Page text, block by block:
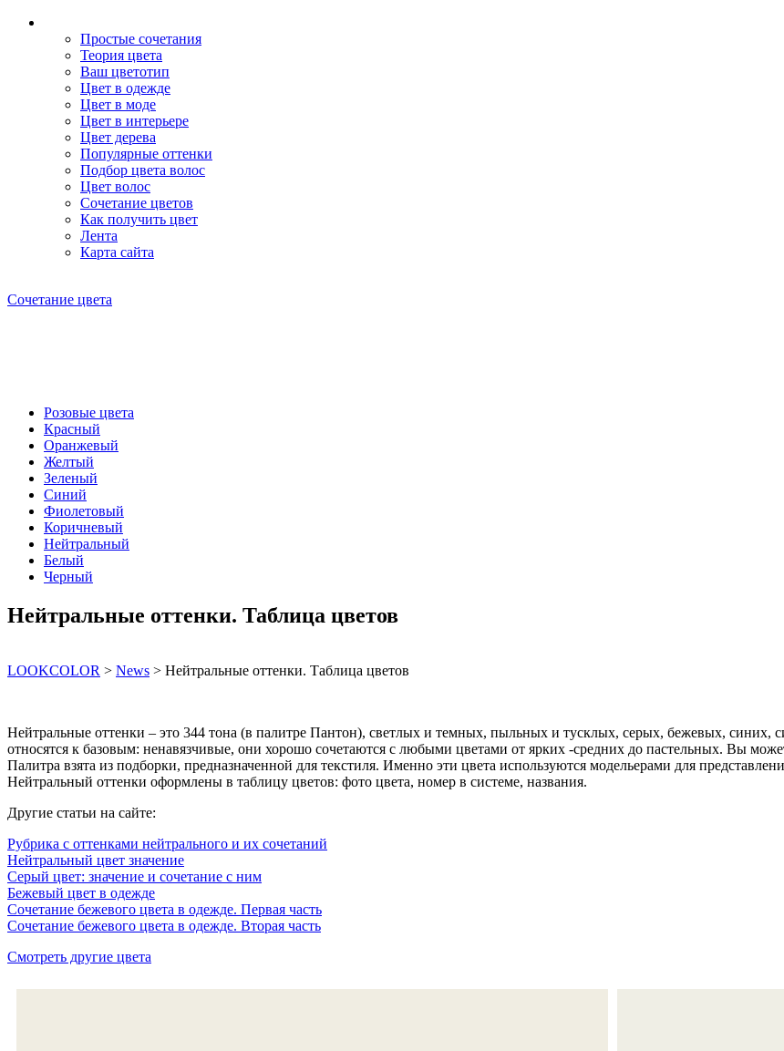
Простые сочетания
Теория цвета
Ваш цветотип
Цвет в одежде
Цвет в моде
Цвет в интерьере
Цвет дерева
Популярные оттенки
Подбор цвета волос
Цвет волос
Сочетание цветов
Как получить цвет
Лента
Карта сайта
Сочетание цвета
Розовые цвета
Красный
Оранжевый
Желтый
Зеленый
Синий
Фиолетовый
Коричневый
Нейтральный
Белый
Черный
Нейтральные оттенки. Таблица цветов
LOOKCOLOR > News > Нейтральные оттенки. Таблица цветов
Нейтральные оттенки – это 344 тона (в палитре Пантон), светлых и темных, пыльных и тусклых, серых, бежевых, синих,
относятся к базовым: ненавязчивые, они хорошо сочетаются с любыми цветами от ярких -средних до пастельных. Вы
Палитра взята из подборки, предназначенной для текстиля. Именно эти цвета используются модельерами для
Нейтральный оттенки оформлены в таблицу цветов: фото цвета, номер в системе, названия.
Другие статьи на сайте:
Рубрика с оттенками нейтрального и их сочетаний
Нейтральный цвет значение
Серый цвет: значение и сочетание с ним
Бежевый цвет в одежде
Сочетание бежевого цвета в одежде. Первая часть
Сочетание бежевого цвета в одежде. Вторая часть
Смотреть другие цвета